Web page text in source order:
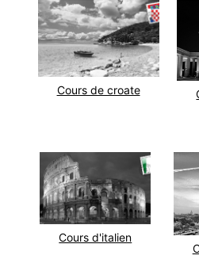
Cours de croate
Cours d'italien